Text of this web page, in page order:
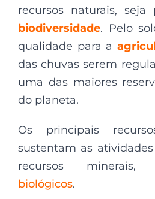
recursos naturais, seja
biodiversidade. Pelo
qualidade para a
das chuvasserem
uma das maiores
do planeta.
Os principais
sustentam as
recursos minerais,
biológicos.